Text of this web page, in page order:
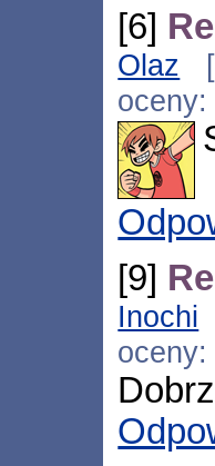
[6]
Olaz
oceny:
[9]
Inochi
oceny: